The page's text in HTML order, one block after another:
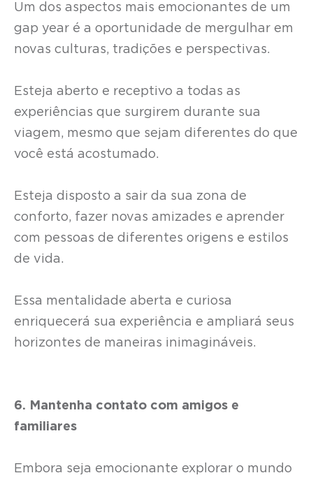
Um dos aspectos mais emocionantes de um
gap year é a oportunidade de mergulhar em
novas culturas, tradições e perspectivas.
Esteja aberto e receptivo a todas as
experiências que surgirem durante sua
viagem, mesmo que sejam diferentes do que
você está acostumado.
Esteja disposto a sair da sua zona de
conforto, fazer novas amizades e aprender
com pessoas de diferentes origens e estilos
de vida.
Essa mentalidade aberta e curiosa
enriquecerá sua experiência e ampliará seus
horizontes de maneiras inimagináveis.
6. Mantenha contato com amigos e
familiares
Embora seja emocionante explorar o mundo